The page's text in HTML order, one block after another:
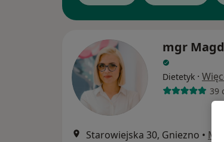
mgr
Dietetyk ·
39
Starowiejska 30, Gniezno •